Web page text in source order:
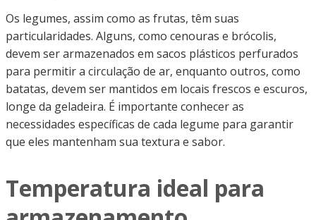
Os legumes, assim como as frutas, têm suas
particularidades. Alguns, como cenouras e brócolis,
devem ser armazenados em sacos plásticos perfurados
para permitir a circulação de ar, enquanto outros, como
batatas, devem ser mantidos em locais frescos e escuros,
longe da geladeira. É importante conhecer as
necessidades específicas de cada legume para garantir
que eles mantenham sua textura e sabor.
Temperatura ideal para